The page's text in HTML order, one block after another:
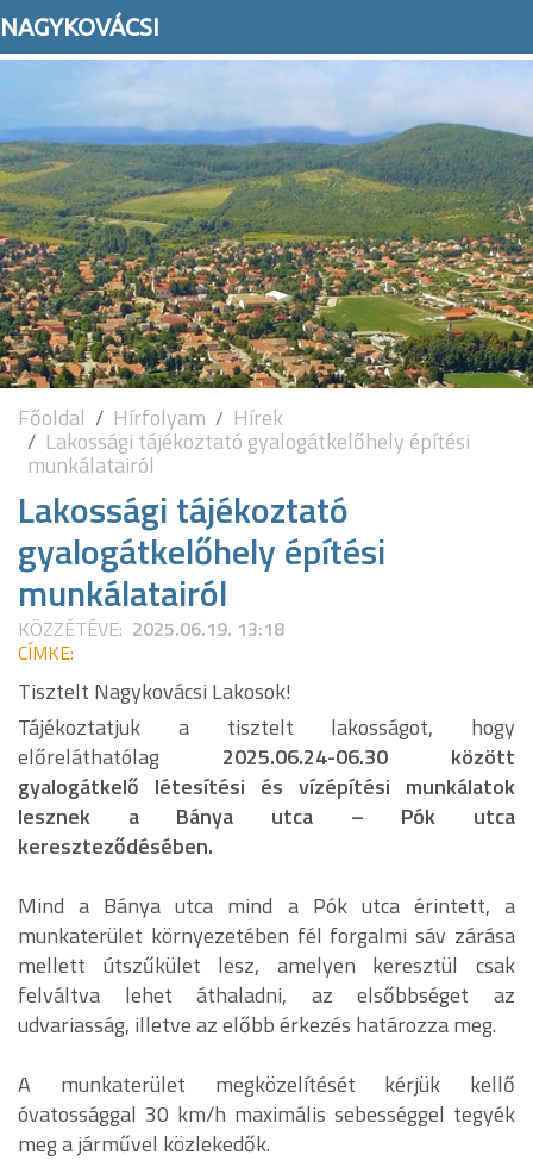
NAGYKOVÁCSI
Főoldal Hírfolyam Hírek
Lakossági tájékoztató gyalogátkelőhely építési
munkálatairól
Lakossági tájékoztató
gyalogátkelőhely építési
munkálatairól
KÖZZÉTÉVE: 2025.06.19. 13:18
CÍMKE:
Tisztelt Nagykovácsi Lakosok!
Tájékoztatjuk a tisztelt lakosságot, hogy
előreláthatólag 2025.06.24-06.30 között
gyalogátkelő létesítési és vízépítési munkálatok
lesznek a Bánya utca – Pók utca
kereszteződésében.
Mind a Bánya utca mind a Pók utca érintett, a
munkaterület környezetében fél forgalmi sáv zárása
mellett útszűkület lesz, amelyen keresztül csak
felváltva lehet áthaladni, az elsőbbséget az
udvariasság, illetve az előbb érkezés határozza meg.
A munkaterület megközelítését kérjük kellő
óvatossággal 30 km/h maximális sebességgel tegyék
meg a járművel közlekedők.